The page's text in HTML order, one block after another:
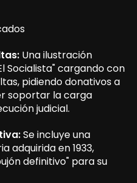
Una ilustración
Socialista" cargando con
pidiendo donativos a
soportar la carga
judicial.
Se incluye una
adquirida en 1933,
definitivo" para su